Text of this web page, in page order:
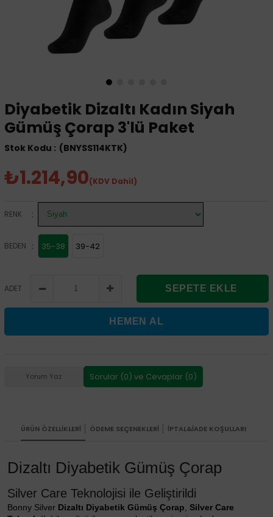
Diyabetik Dizaltı Kadın Siyah
Gümüş Çorap 3'lü Paket
(BNYSS114KTK)
₺1.214,90(KDV Dahil)
RENK :
BEDEN : 35-38 39-42
ADET
Yorum Yaz Sorular (0) ve Cevaplar (0)
ÜRÜN ÖZELLIKLERI ÖDEME SEÇENEKLERI İPTAL&İADE KOŞULLARI
Dizaltı Diyabetik Gümüş Çorap
Silver Care Teknolojisi ile Geliştirildi
Bonny Silver Dizaltı Diyabetik Gümüş Çorap Silver Care